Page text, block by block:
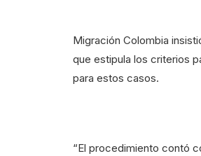
Migración Colombia
que estipula los criterios
para estos casos.
“El procedimiento contó